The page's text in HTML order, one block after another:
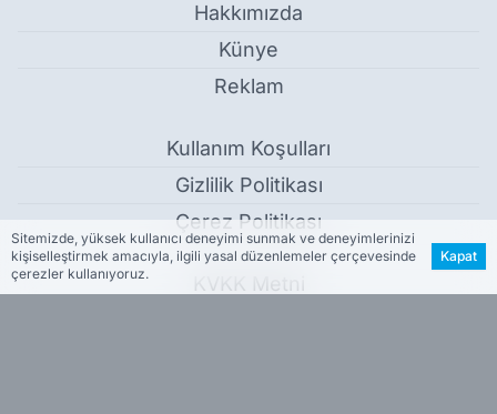
Hakkımızda
Künye
Reklam
Kullanım Koşulları
Gizlilik Politikası
Çerez Politikası
KVKK Metni
Sitemizde, yüksek kullanıcı deneyimi sunmak ve deneyimlerinizi
kişiselleştirmek amacıyla, ilgili yasal düzenlemeler çerçevesinde
çerezler kullanıyoruz.
Kapat